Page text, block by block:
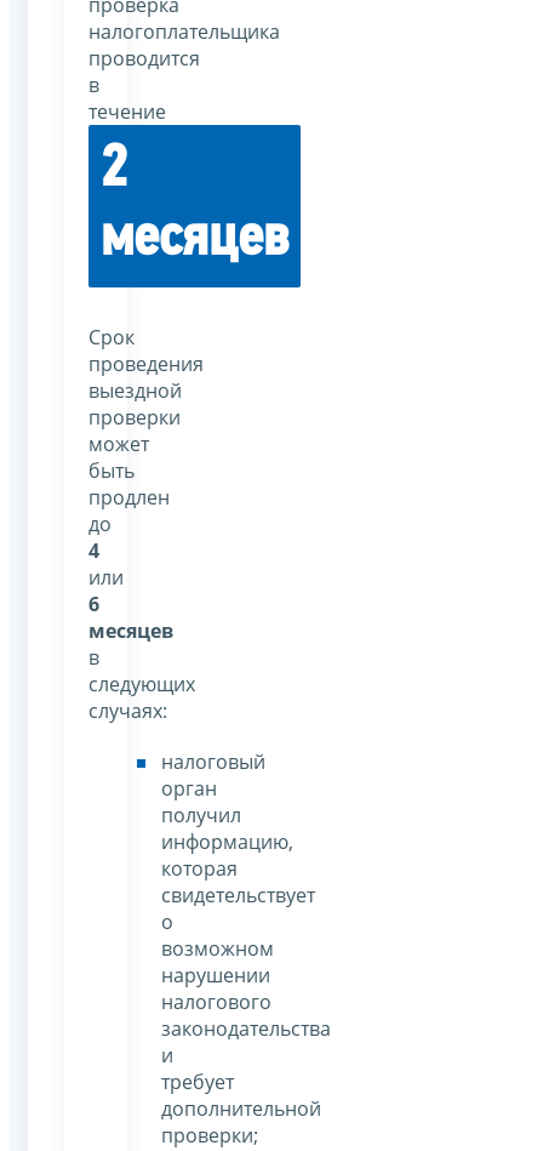
налогоплательщика
проводится
в
течение
2
месяцев
Срок
проведения
выездной
проверки
может
быть
продлен
до
4
или
6
месяцев
в
следующих
случаях:
налоговый
орган
получил
информацию,
которая
свидетельствует
о
возможном
нарушении
налогового
законодательства
и
требует
дополнительной
проверки;